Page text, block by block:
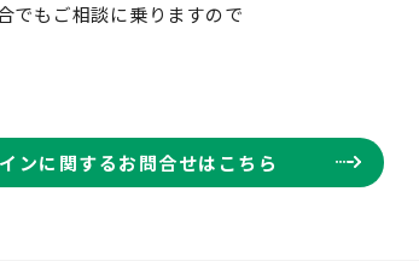
でもご相談に乗りますので
ンに関するお問合せはこちら